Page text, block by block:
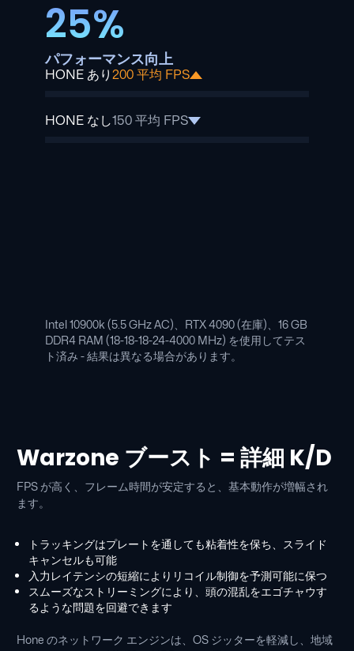
25%
パフォーマンス向上
HONE あり 200 平均 FPS
HONE なし150 平均 FPS
Intel 10900k (5.5 GHz AC)、RTX 4090 (在庫)、16 GB
DDR4 RAM (18-18-18-24-4000 MHz) を使用してテス
ト済み - 結果は異なる場合があります。
Warzone ブースト = 詳細 K/D
FPS が高く、フレーム時間が安定すると、基本動作が増幅され
ます。
トラッキングはプレートを通しても粘着性を保ち、スライド
キャンセルも可能
入力レイテンシの短縮によりリコイル制御を予測可能に保つ
スムーズなストリーミングにより、頭の混乱をエゴチャウす
るような問題を回避できます
Hone のネットワーク エンジンは、OS ジッターを軽減し、地域